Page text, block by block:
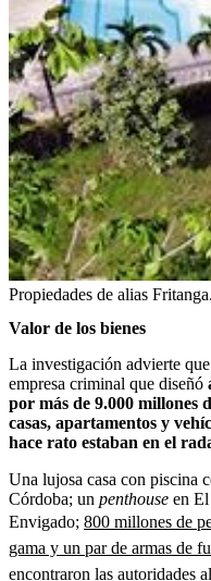
Propiedades de alias Fritanga.
Valor de los bienes
La investigación advierte
empresa criminal que diseñó
por más de 9.000 millones
casas, apartamentos y
hace rato estaban en el
Una lujosa casa con piscina
Córdoba; un penthouse en
Envigado; 800 millones de
gama y un par de armas de
encontraron las autoridades